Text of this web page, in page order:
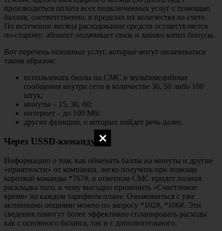
производиться оплата всех подключенных услуг с помощью
баллов, соответственно, в пределах их количества на счете.
По истечении месяца расходование средств осуществляется
по-старому: абонент оплачивает связь и заново копит бонусы.
Вот перечень основных услуг, которые могут оплачиваться
таким образом:
использовать баллы на СМС и мультимедийные
сообщения внутри сети в количестве 30, 50 либо 100
штук;
минуты – 15, 30, 60;
интернет – до 100 Мб;
другие функции, о которых пойдет речь далее.
Через USSD-команду
Информацию о том, как обменять баллы на минуты и другие
«приятности» от компании, легко получить при помощи
короткой команды *767#, в ответном СМС придет полная
раскладка того, к чему выгодно применить «Счастливое
время» на каждом тарифном плане. Ознакомиться с уже
активными опциями можно по запросу *102#, *106#. Эти
сведения помогут более эффективно спланировать расходы
как с основного баланса, так и с дополнительного.